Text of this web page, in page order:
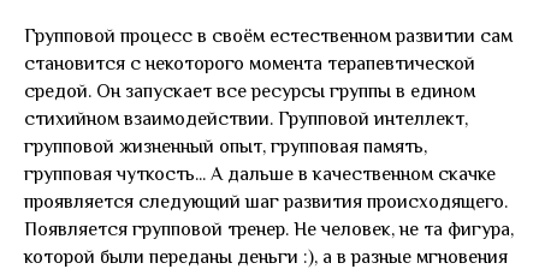
Групповой процесс в своём естественном развитии сам
становится с некоторого момента терапевтической
средой. Он запускает все ресурсы группы в едином
стихийном взаимодействии. Групповой интеллект,
групповой жизненный опыт, групповая память,
групповая чуткость... А дальше в качественном скачке
проявляется следующий шаг развития происходящего.
Появляется групповой тренер. Не человек, не та фигура,
которой были переданы деньги :), а в разные мгновения